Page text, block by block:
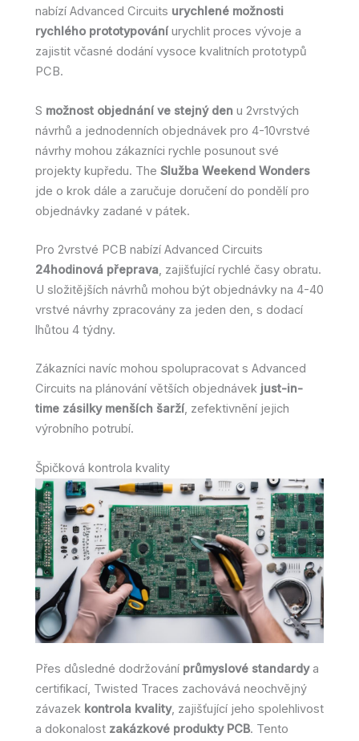
nabízí Advanced Circuits urychlené možnosti
rychlého prototypováníurychlit proces vývoje a
zajistit včasné dodání vysoce kvalitních prototypů
PCB.
S možnost objednání ve stejný den u 2vrstvých
návrhů a jednodenních objednávek pro 4-10vrstvé
návrhy mohou zákazníci rychle posunout své
projekty kupředu. The Služba Weekend Wonders
jde o krok dále a zaručuje doručení do pondělí pro
objednávky zadané v pátek.
Pro 2vrstvé PCB nabízí Advanced Circuits
24hodinová přeprava, zajišťující rychlé časy obratu.
U složitějších návrhů mohou být objednávky na 4-40
vrstvé návrhy zpracovány za jeden den, s dodací
lhůtou 4 týdny.
Zákazníci navíc mohou spolupracovat s Advanced
Circuits na plánování větších objednávek just-in-
time zásilky menších šarží, zefektivnění jejich
výrobního potrubí.
Špičková kontrola kvality
Přes důsledné dodržování průmyslové standardya
certifikací, Twisted Traces zachovává neochvějný
závazek kontrola kvality, zajišťující jeho spolehlivost
a dokonalost zakázkové produkty PCB. Tento